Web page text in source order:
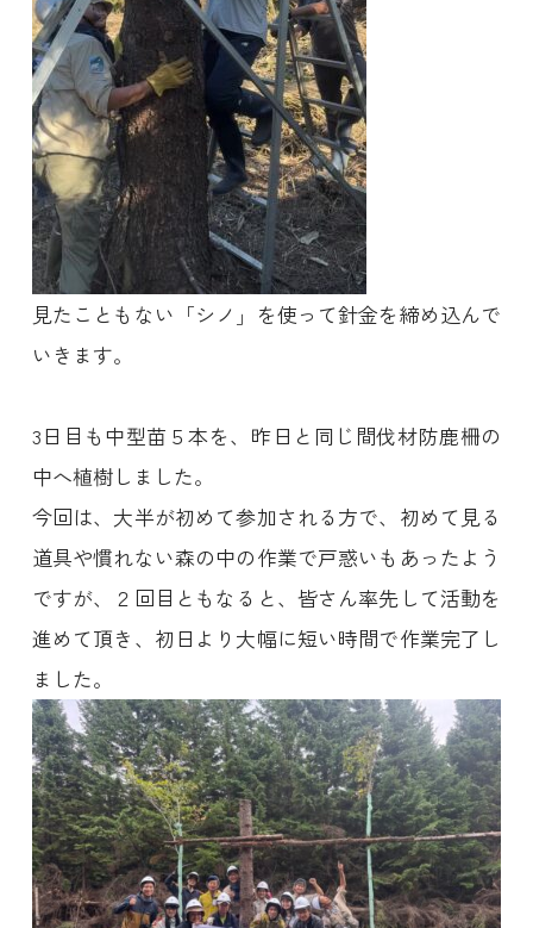
見たこともない「シノ」を使って針金を締め込んで
いきます。
3日目も中型苗５本を、昨日と同じ間伐材防鹿柵の
中へ植樹しました。
今回は、大半が初めて参加される方で、初めて見る
道具や慣れない森の中の作業で戸惑いもあったよう
ですが、２回目ともなると、皆さん率先して活動を
進めて頂き、初日より大幅に短い時間で作業完了し
ました。